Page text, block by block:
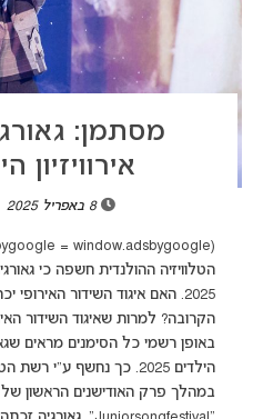
מסתמן:
אירוויזיון
8 באפריל 2025
הטלוויזיה ההולנדית חשפה כי
2025. האם איגוד השידור
באופן רשמי כל הסימנים מראים
במהלך פרק האודישנים הראשון של